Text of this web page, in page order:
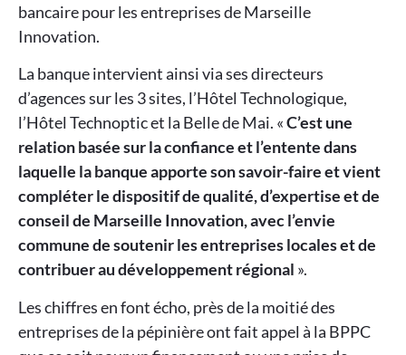
bancaire pour les entreprises de Marseille
Innovation.
La banque intervient ainsi via ses directeurs
d’agences sur les 3 sites, l’Hôtel Technologique,
l’Hôtel Technoptic et la Belle de Mai. «C’est une
relation basée sur la confiance et l’entente dans
laquelle la banque apporte son savoir-faire et vient
compléter le dispositif de qualité, d’expertise et de
conseil de Marseille Innovation, avec l’envie
commune de soutenir les entreprises locales et de
contribuer au développement régional ».
Les chiffres en font écho, près de la moitié des
entreprises de la pépinière ont fait appel à la BPPC